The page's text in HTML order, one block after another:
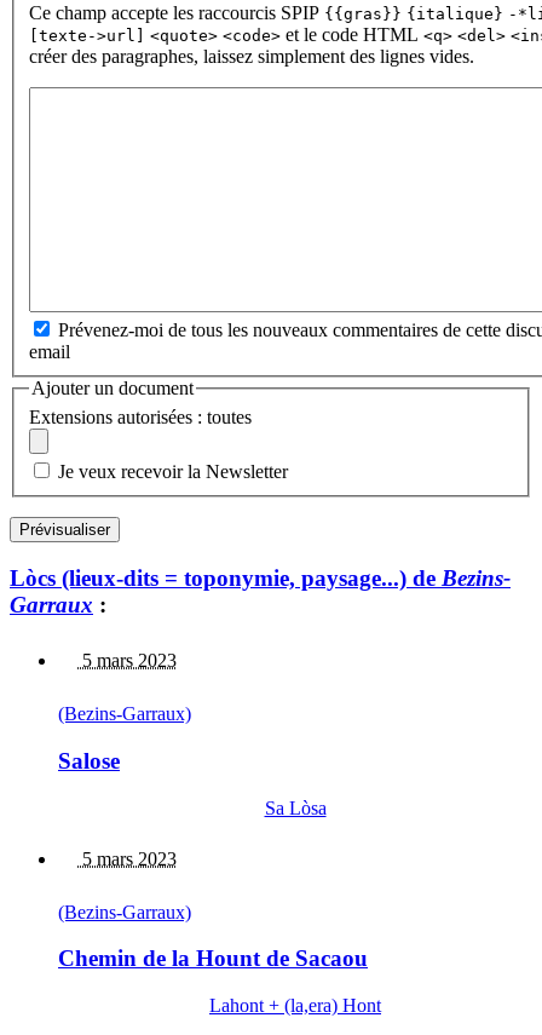
Ce champ accepte les raccourcis SPIP {{gras}} {italique} -
[texte->url]
<quote> <code> et le code HTML <q> <del>
créer des paragraphes, laissez simplement des lignes vides.
Prévenez-moi de tous les nouveaux commentaires de cette
email
Ajouter un document
Extensions autorisées : toutes
Je veux recevoir la Newsletter
Lòcs (lieux-dits = toponymie, paysage...) de Bezins-
Garraux :
5 mars 2023
(Bezins-Garraux)
Salose
Sa Lòsa
5 mars 2023
(Bezins-Garraux)
Chemin de la Hount de Sacaou
Lahont + (la,era) Hont